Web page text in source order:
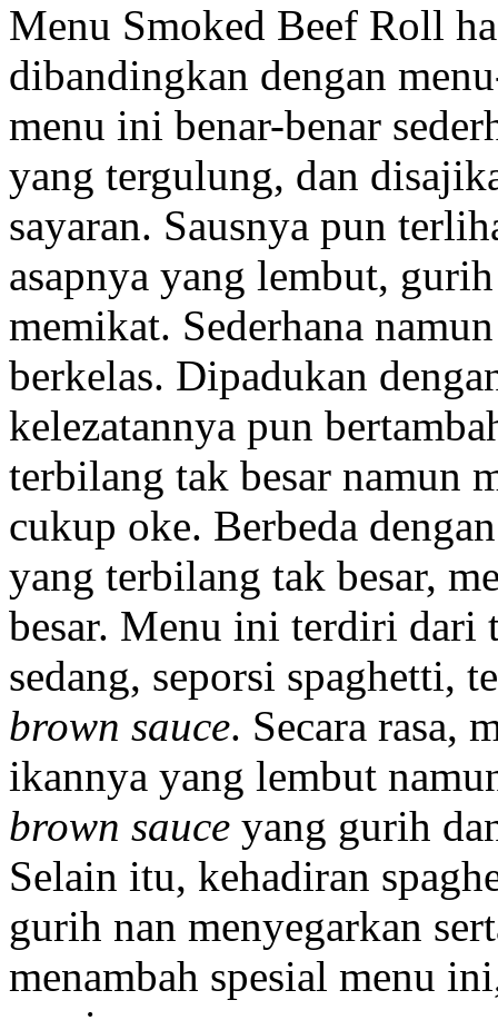
Menu Smoked Beef Roll
dibandingkan dengan
menu ini benar-benar
yang tergulung, dan
sayaran. Sausnya pun
asapnya yang lembut,
memikat. Sederhana
berkelas. Dipadukan
kelezatannya pun
terbilang tak besar namun
cukup oke. Berbeda
yang terbilang tak besar,
besar. Menu ini terdiri
sedang, seporsi spaghetti,
brown sauce. Secara rasa,
ikannya yang lembut
brown sauce yang gurih
Selain itu, kehadiran
gurih nan menyegarkan
menambah spesial menu